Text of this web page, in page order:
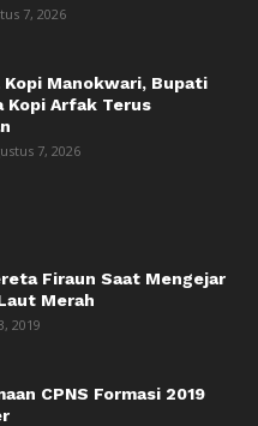
7, 2026
Manokwari, Bupati
Kopi Arfak Terus
7, 2026
Firaun Saat Mengejar
Merah
2019
CPNS Formasi 2019